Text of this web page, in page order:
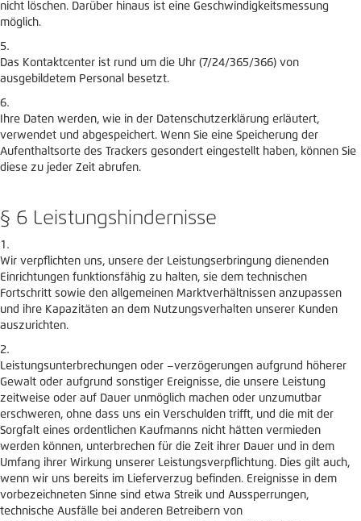
nicht löschen. Darüber hinaus ist eine Geschwindigkeitsmessung
möglich.
Das Kontaktcenter ist rund um die Uhr (7/24/365/366) von
ausgebildetem Personal besetzt.
Ihre Daten werden, wie in der Datenschutzerklärung erläutert,
verwendet und abgespeichert. Wenn Sie eine Speicherung der
Aufenthaltsorte des Trackers gesondert eingestellt haben, können Sie
diese zu jeder Zeit abrufen.
§ 6 Leistungshindernisse
Wir verpflichten uns, unsere der Leistungserbringung dienenden
Einrichtungen funktionsfähig zu halten, sie dem technischen
Fortschritt sowie den allgemeinen Marktverhältnissen anzupassen
und ihre Kapazitäten an dem Nutzungsverhalten unserer Kunden
auszurichten.
Leistungsunterbrechungen oder –verzögerungen aufgrund höherer
Gewalt oder aufgrund sonstiger Ereignisse, die unsere Leistung
zeitweise oder auf Dauer unmöglich machen oder unzumutbar
erschweren, ohne dass uns ein Verschulden trifft, und die mit der
Sorgfalt eines ordentlichen Kaufmanns nicht hätten vermieden
werden können, unterbrechen für die Zeit ihrer Dauer und in dem
Umfang ihrer Wirkung unserer Leistungsverpflichtung. Dies gilt auch,
wenn wir uns bereits im Lieferverzug befinden. Ereignisse in dem
vorbezeichneten Sinne sind etwa Streik und Aussperrungen,
technische Ausfälle bei anderen Betreibern von